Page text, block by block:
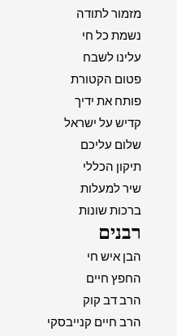
מזמור לתודה
נשמת כל חי
עלינו לשבח
פטום הקטורת
פותח את ידיך
קדיש על ישראל
שלום עליכם
תיקון הכללי
שיר למעלות
ברכות שונות
רבנים
הבן איש חי
החפץ חיים
הרב דב קוק
הרב חיים קנייבסקי